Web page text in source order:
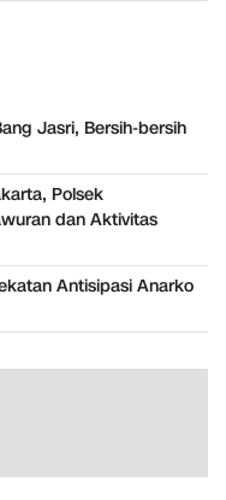
Jasri, Bersih-bersih
Polsek
dan Aktivitas
Antisipasi Anarko